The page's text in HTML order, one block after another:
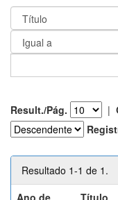
Result./Pág. |
Resultado 1-1 de 1.
Ano de
Título